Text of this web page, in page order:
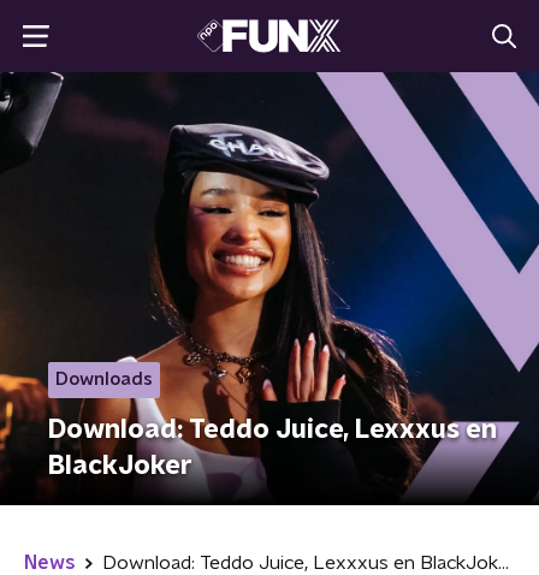
Downloads
Download: Teddo Juice, Lexxxus en
BlackJoker
News Download: Teddo Juice, Lexxxus en BlackJoker